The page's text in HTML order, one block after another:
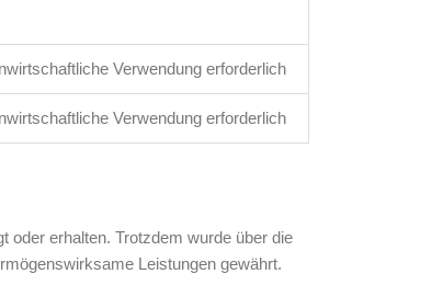
Verwendung erforderlich
Verwendung erforderlich
oder erhalten. Trotzdem wurde über die
Leistungen gewährt.